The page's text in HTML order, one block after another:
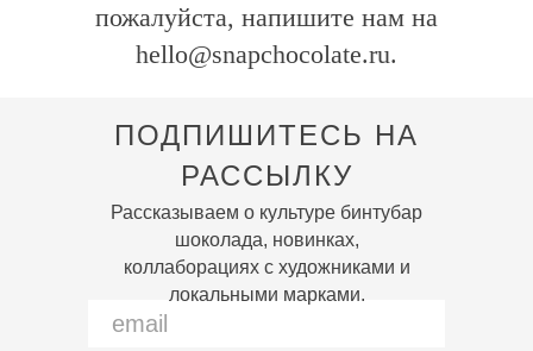
пожалуйста, напишите нам на
hello@snapchocolate.ru.
ПОДПИШИТЕСЬ НА
РАССЫЛКУ
Рассказываем о культуре бинтубар
шоколада, новинках,
коллаборациях с художниками и
локальными марками.